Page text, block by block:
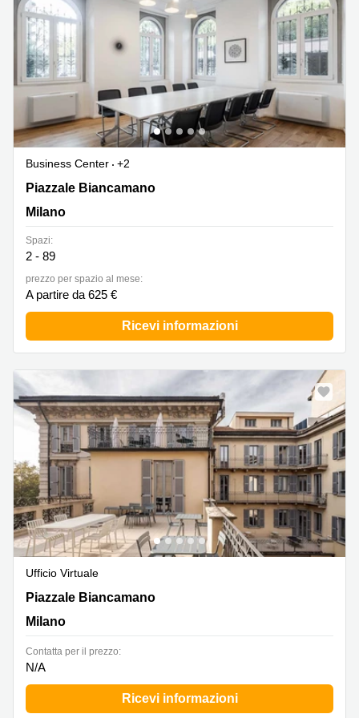
Business Center
+2
Piazzale Biancamano 8,8, Milano
Piazzale Biancamano
Milano
Spazi:
2 - 89
prezzo per spazio al mese:
A partire da 625 €
Ricevi informazioni
Ufficio Virtuale
Piazzale Biancamano 8,8, Milano
Piazzale Biancamano
Milano
Сontatta per il prezzo:
N/A
Ricevi informazioni